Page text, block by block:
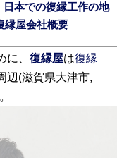
日本での復縁工作の地
縁屋会社概要
、 復縁屋は復縁
辺(滋賀県大津市,